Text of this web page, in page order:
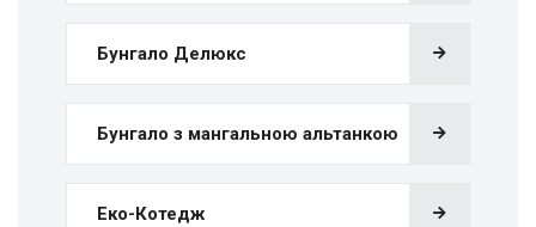
Бунгало Делюкс
Бунгало з мангальною альтанкою
Еко-Котедж